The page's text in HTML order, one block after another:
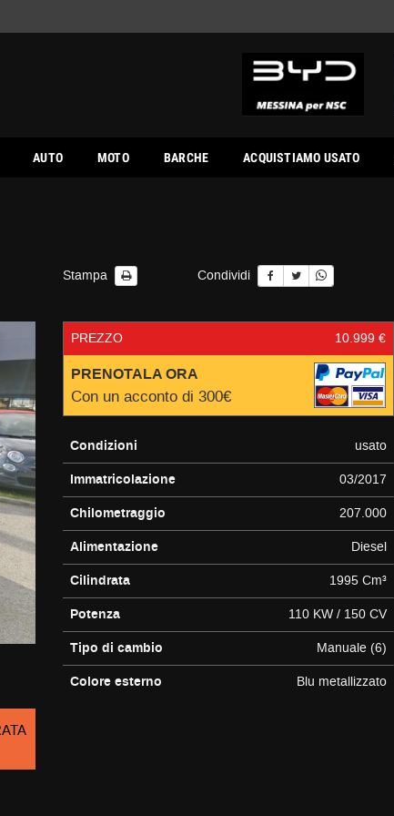
AUTO MOTO BARCHE ACQUISTIAMO USATO
Stampa Condividi
PREZZO 10.999 €
PRENOTALA ORA
Con un acconto di 300€
Condizioni usato
Immatricolazione 03/2017
Chilometraggio 207.000
Alimentazione Diesel
Cilindrata 1995 Cm³
Potenza 110 KW / 150 CV
Tipo di cambio Manuale (6)
Colore esterno Blu metallizzato